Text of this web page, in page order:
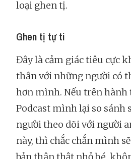
loại ghen tị.
Ghen tị tự ti
Đây là cảm giác tiêu cực
thân với những người có
hơn mình. Nếu trên
Podcast mình lại so sánh
người theo dõi với người
này, thì chắc chắn mình